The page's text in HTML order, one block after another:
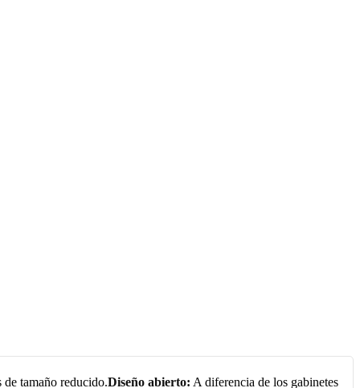
tamaño reducido.Diseño abierto: A diferencia de los gabinetes